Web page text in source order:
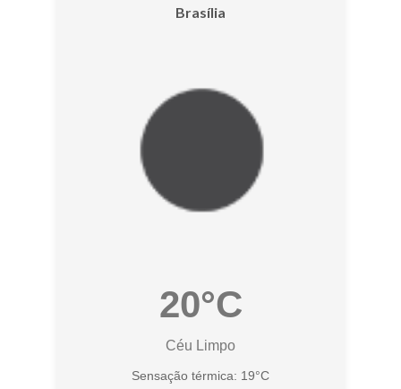
Brasília
20°C
Céu Limpo
Sensação térmica: 19°C